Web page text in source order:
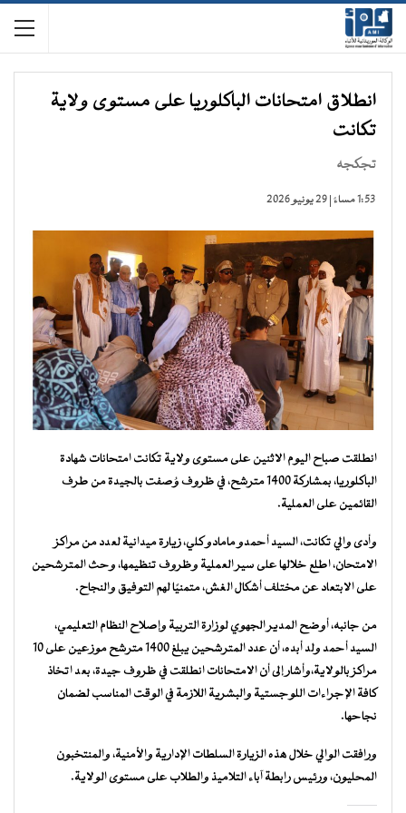
انطلاق امتحانات الباكلوريا على مستوى ولاية
تكانت
تجكجه
1:53 مساءً | 29 يونيو 2026
انطلقت صباح اليوم الاثنين على مستوى ولاية تكانت امتحانات شهادة
الباكلوريا، بمشاركة 1400 مترشح، في ظروف وُصفت بالجيدة من طرف
القائمين على العملية.
وأدى والي تكانت، السيد أحمدو مامادو كلي، زيارة ميدانية لعدد من مراكز
الامتحان، اطلع خلالها على سير العملية وظروف تنظيمها، وحث المترشحين
على الابتعاد عن مختلف أشكال الغش، متمنيًا لهم التوفيق والنجاح.
من جانبه، أوضح المدير الجهوي لوزارة التربية وإصلاح النظام التعليمي،
السيد أحمد ولد أبده، أن عدد المترشحين يبلغ 1400 مترشح موزعين على 10
مراكز بالولاية،وأشار إلى أن الامتحانات انطلقت في ظروف جيدة، بعد اتخاذ
كافة الإجراءات اللوجستية والبشرية اللازمة في الوقت المناسب لضمان
نجاحها.
ورافقت الوالي خلال هذه الزيارة السلطات الإدارية والأمنية، والمنتخبون
المحليون، ورئيس رابطة آباء التلاميذ والطلاب على مستوى الولاية.